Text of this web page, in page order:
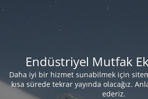
Endüstriyel Mutfak
Daha iyi bir hizmet sunabilmek için
kısa sürede tekrar yayında olacağız.
ederiz.